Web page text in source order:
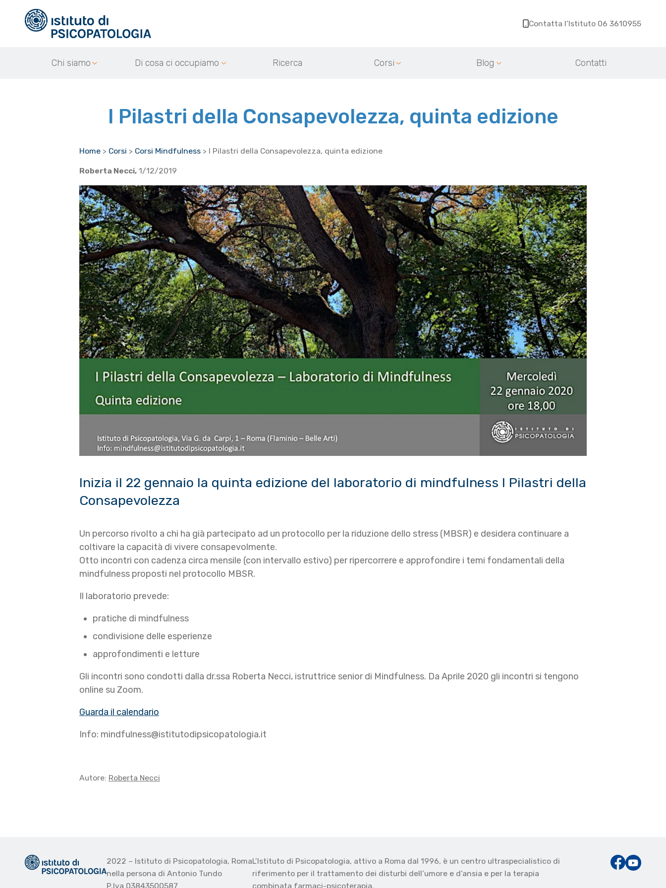
Contatta l’Istituto 06 3610955
Chi siamo Di cosa ci occupiamo Ricerca Corsi Blog Contatti
I Pilastri della Consapevolezza, quinta edizione
Home > Corsi > Corsi Mindfulness > I Pilastri della Consapevolezza, quinta edizione
Roberta Necci, 1/12/2019
Inizia il 22 gennaio la quinta edizione del laboratorio di mindfulness I Pilastri della
Consapevolezza
Un percorso rivolto a chi ha già partecipato ad un protocollo per la riduzione dello stress (MBSR) e desidera continuare a
coltivare la capacità di vivere consapevolmente.
Otto incontri con cadenza circa mensile (con intervallo estivo) per ripercorrere e approfondire i temi fondamentali della
mindfulness proposti nel protocollo MBSR.
Il laboratorio prevede:
pratiche di mindfulness
condivisione delle esperienze
approfondimenti e letture
Gli incontri sono condotti dalla dr.ssa Roberta Necci, istruttrice senior di Mindfulness. Da Aprile 2020 gli incontri si tengono
online su Zoom.
Guarda il calendario
Info: mindfulness@istitutodipsicopatologia.it
Autore: Roberta Necci
2022 – Istituto di Psicopatologia, Roma
nella persona di Antonio Tundo
P.Iva 03843500587
L’Istituto di Psicopatologia, attivo a Roma dal 1996, è un centro ultraspecialistico di
riferimento per il trattamento dei disturbi dell’umore e d’ansia e per la terapia
combinata farmaci-psicoterapia.